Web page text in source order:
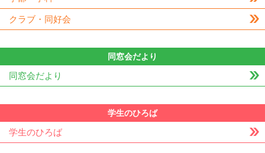
クラブ・同好会
同窓会だより
同窓会だより
学生のひろば
学生のひろば